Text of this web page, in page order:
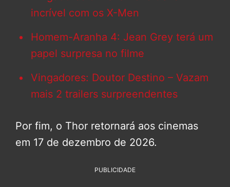
incrível com os X-Men
Homem-Aranha 4: Jean Grey terá um
papel surpresa no filme
Vingadores: Doutor Destino – Vazam
mais 2 trailers surpreendentes
Por fim, o Thor retornará aos cinemas
em 17 de dezembro de 2026.
PUBLICIDADE